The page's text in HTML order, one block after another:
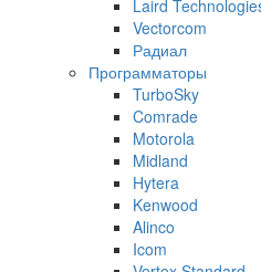
Laird
Vectorcom
Радиал
Программаторы
TurboSky
Comrade
Motorola
Midland
Hytera
Kenwood
Alinco
Icom